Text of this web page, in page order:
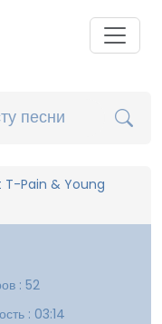
T-Pain & Young
: 52
: 03:14